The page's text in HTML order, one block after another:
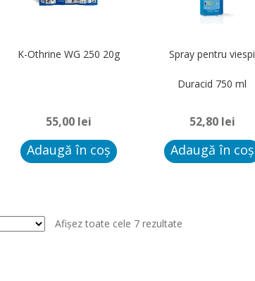
K-Othrine WG 250 20g
55,00 lei
Adaugă în coș
Spray pentru viespi
Duracid 750 ml
52,80 lei
Adaugă în coș
Afișez toate cele 7 rezultate